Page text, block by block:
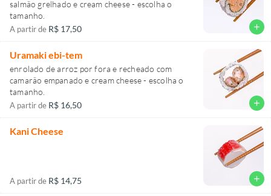
salmão grelhado e cream cheese - escolha o
tamanho.
A partir de R$ 17,50 add
Uramaki ebi-tem
enrolado de arroz por fora e recheado com
camarão empanado e cream cheese - escolha o
tamanho.
A partir de R$ 16,50 add
Kani Cheese
A partir de R$ 14,75 add